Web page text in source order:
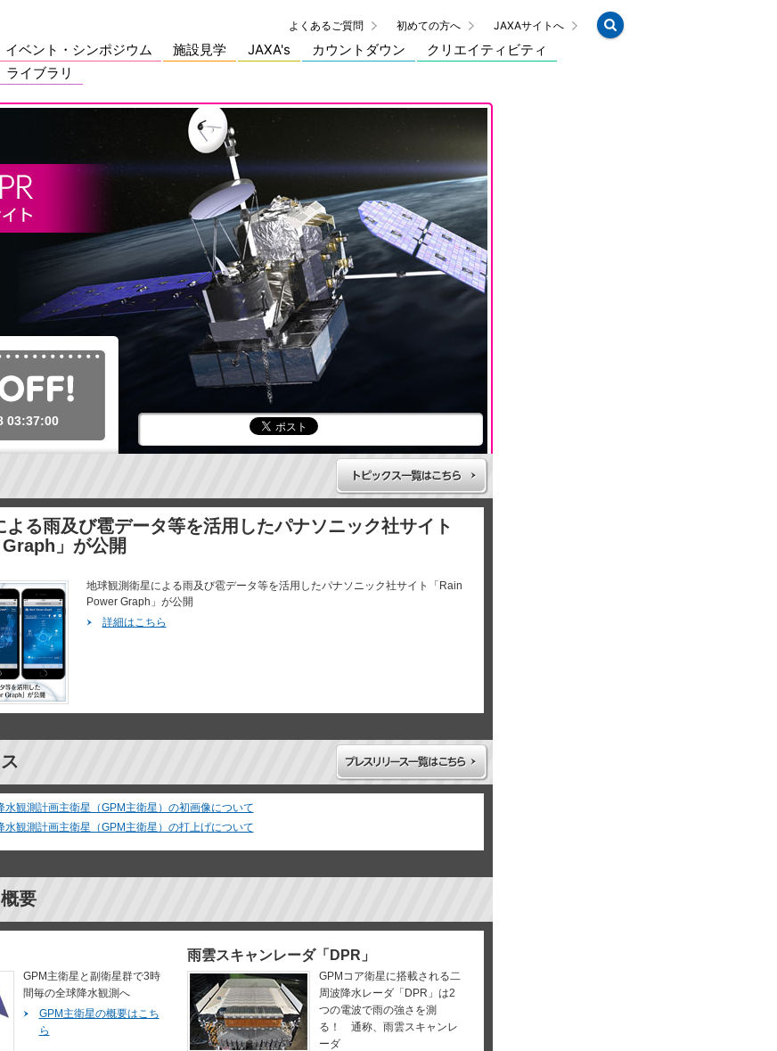
よくあるご質問 初めての方へ JAXAサイトへ
イベント・シンポジウム 施設見学 JAXA's カウントダウン
クリエイティビティ
ライブラリ
03:37:00
る雨及び雹データ等を活用したパナソニック社サイト
」が公開
地球観測衛星による雨及び雹データ等を活用したパナソニック社サイト「Rain
Power Graph」が公開
詳細はこちら
水観測計画主衛星（GPM主衛星）の初画像について
水観測計画主衛星（GPM主衛星）の打上げについて
要
GPM主衛星と副衛星群で3時
間毎の全球降水観測へ
GPM主衛星の概要はこち
ら
雨雲スキャンレーダ「DPR」
GPMコア衛星に搭載される二
周波降水レーダ「DPR」は2
つの電波で雨の強さを測
る！ 通称、雨雲スキャンレ
ーダ